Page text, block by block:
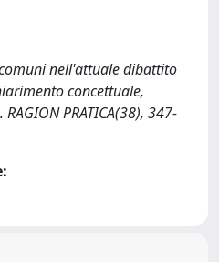
nell'attuale dibattito
concettuale,
PRATICA(38), 347-